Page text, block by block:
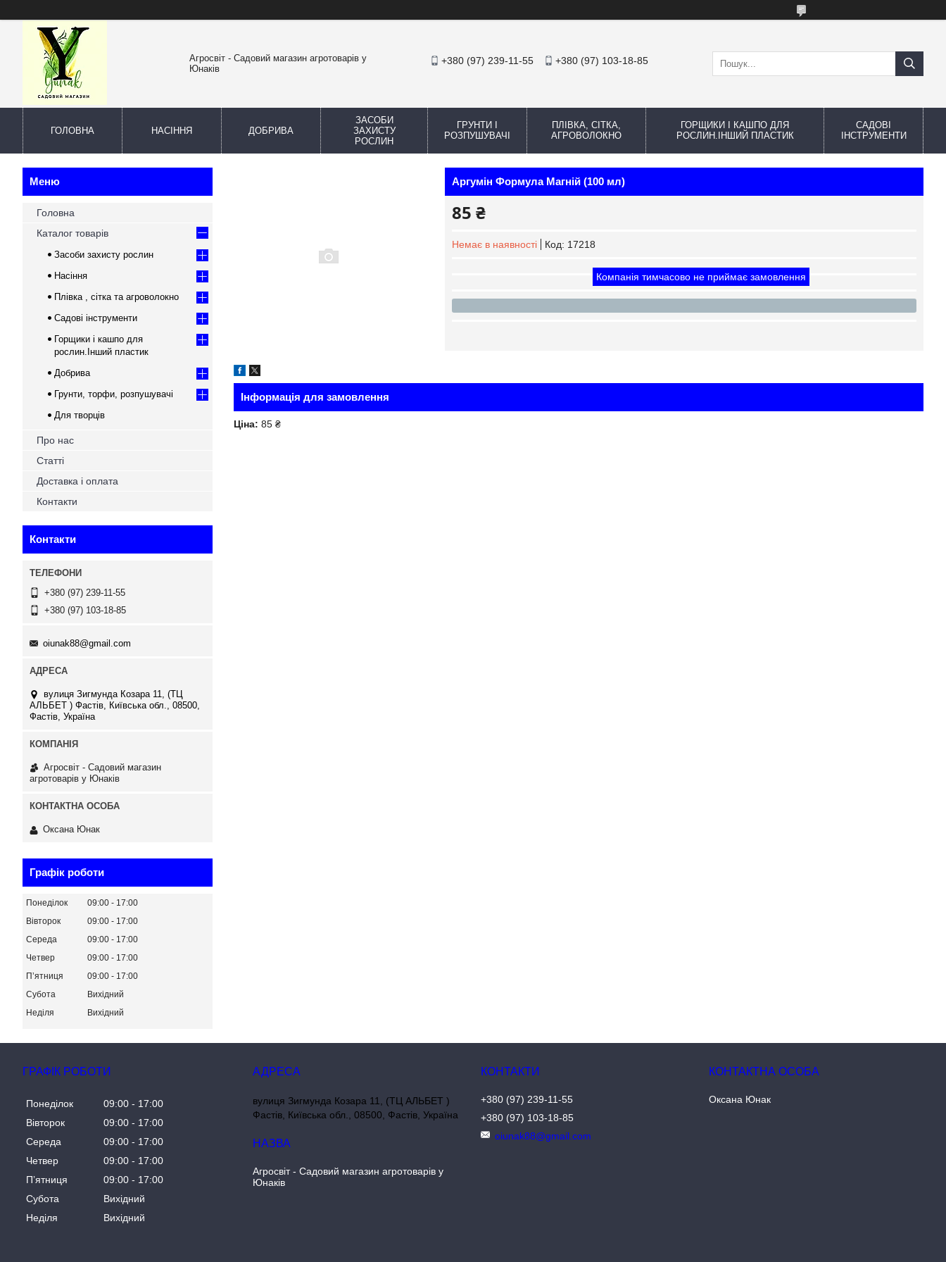
Агросвіт - Садовий магазин агротоварів у
Юнаків
+380 (97) 239-11-55 +380 (97) 103-18-85
ГОЛОВНА НАСІННЯ ДОБРИВА
ЗАСОБИ
ЗАХИСТУ
РОСЛИН
ГРУНТИ І
РОЗПУШУВАЧІ
ПЛІВКА, СІТКА,
АГРОВОЛОКНО
ГОРЩИКИ І КАШПО ДЛЯ
РОСЛИН.ІНШИЙ ПЛАСТИК
САДОВІ
ІНСТРУМЕНТИ
Аргумін Формула Магній (100 мл)
85 ₴
Немає в наявності Код: 17218
Компанія тимчасово не приймає замовлення
Інформація для замовлення
Ціна: 85 ₴
Головна
Каталог товарів
Засоби захисту рослин
Насіння
Плівка , сітка та агроволокно
Садові інструменти
Горщики і кашпо для
рослин.Інший пластик
Добрива
Грунти, торфи, розпушувачі
Для творців
Про нас
Статті
Доставка і оплата
Контакти
Контакти
+380 (97) 239-11-55
+380 (97) 103-18-85
oiunak88@gmail.com
вулиця Зигмунда Козара 11, (ТЦ
АЛЬБЕТ ) Фастів, Київська обл., 08500,
Фастів, Україна
Агросвіт - Садовий магазин
агротоварів у Юнаків
Оксана Юнак
Графік роботи
Понеділок 09:00
17:00
Вівторок
09:00
17:00
Середа
09:00
17:00
Четвер
09:00
17:00
Пʼятниця
09:00
17:00
Субота
Вихідний
Неділя
Вихідний
ГРАФІК РОБОТИ
Понеділок 09:00
17:00
Вівторок
09:00
17:00
Середа
09:00
17:00
Четвер
09:00
17:00
Пʼятниця
09:00
17:00
Субота
Вихідний
Неділя
Вихідний
вулиця Зигмунда Козара 11, (ТЦ АЛЬБЕТ )
Фастів, Київська обл., 08500, Фастів, Україна
Агросвіт - Садовий магазин агротоварів у
Юнаків
+380 (97) 239-11-55
+380 (97) 103-18-85
oiunak88@gmail.com
Оксана Юнак